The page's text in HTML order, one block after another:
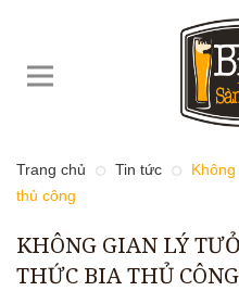
Trang chủ Tin tức
thủ công
KHÔNG GIAN LÝ
THỨC BIA THỦ CÔNG